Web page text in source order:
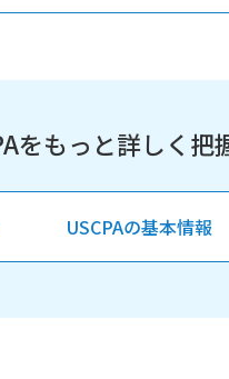
をもっと詳しく把
USCPAの基本情報